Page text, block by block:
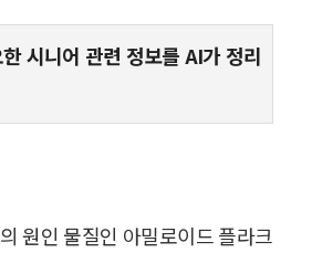
시니어 관련 정보를 AI가 정리
원인 물질인 아밀로이드 플라크